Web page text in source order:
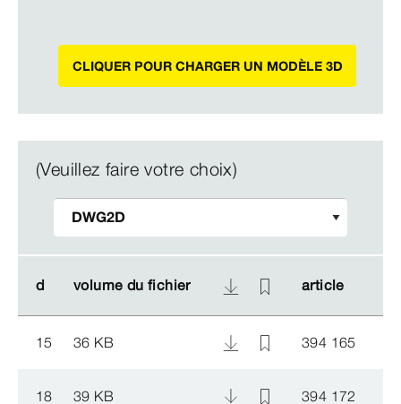
CLIQUER POUR CHARGER UN MODÈLE 3D
(Veuillez faire votre choix)
d volume du fichier article
d volume du fichier article
15 36 KB 394 165
18 39 KB 394 172